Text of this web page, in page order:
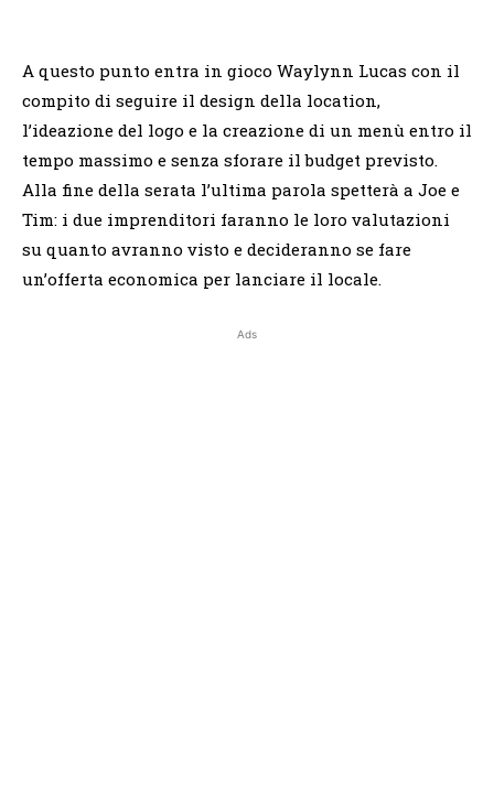
A questo punto entra in gioco Waylynn Lucas con il
compito di seguire il design della location,
l’ideazione del logo e la creazione di un menù entro il
tempo massimo e senza sforare il budget previsto.
Alla fine della serata l’ultima parola spetterà a Joe e
Tim: i due imprenditori faranno le loro valutazioni
su quanto avranno visto e decideranno se fare
un’offerta economica per lanciare il locale.
Ads